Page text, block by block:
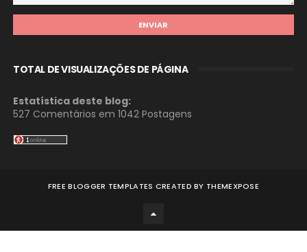
TOTAL DE VISUALIZAÇÕES DE PÁGINA
Estatística deste blog:
527 Comentários em 1042 Postagens
FREE BLOGGER TEMPLATES CREATED BY THEMEXPOSE